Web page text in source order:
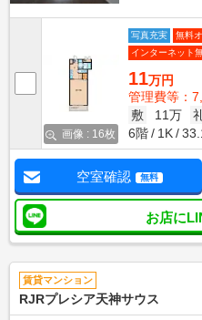
画像 : 16枚
写真充実
無料
インターネット
11万円
管理費等：
敷
11万
6階
1K
空室確認 無料
お店に
賃貸マンション
RJRプレシア天神サウス